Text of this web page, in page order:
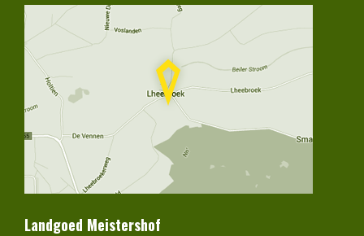
Landgoed Meistershof